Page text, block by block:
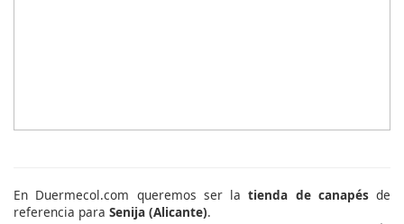
En Duermecol.com queremos ser latienda de canapésde
referencia para Senija (Alicante).